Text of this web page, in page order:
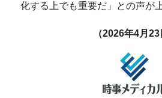
化する上でも重要だ」との声が
（2026年4月